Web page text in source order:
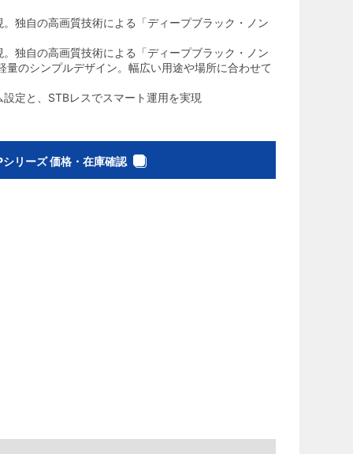
独自の高画質技術による「ディープブラック・ノン
独自の高画質技術による「ディープブラック・ノン
量のシンプルデザイン。幅広い用途や場所に合わせて
定と、STBレスでスマート運用を実現
リーズ 価格・在庫確認